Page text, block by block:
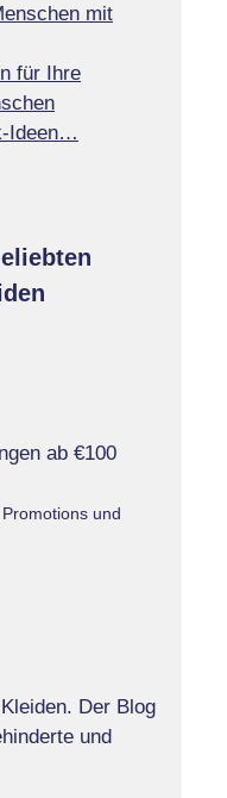
mit
für Ihre
Ideen…
ab €100
und
Der Blog
und